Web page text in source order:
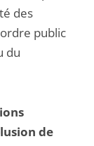
des
public
du
de